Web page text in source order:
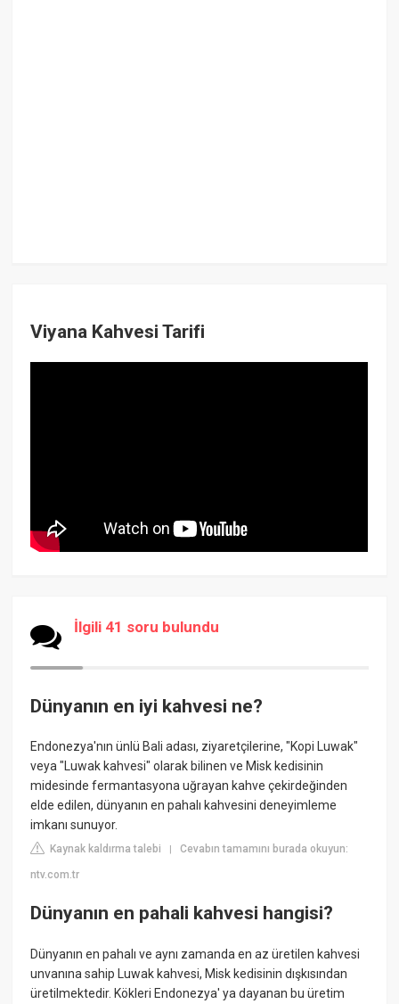
Viyana Kahvesi Tarifi
İlgili 41 soru bulundu
Dünyanın en iyi kahvesi ne?
Endonezya'nın ünlü Bali adası, ziyaretçilerine, "Kopi Luwak"
veya "Luwak kahvesi" olarak bilinen ve Misk kedisinin
midesinde fermantasyona uğrayan kahve çekirdeğinden
elde edilen, dünyanın en pahalı kahvesini deneyimleme
imkanı sunuyor.
Kaynak kaldırma talebi |Cevabın tamamını burada okuyun:
ntv.com.tr
Dünyanın en pahali kahvesi hangisi?
Dünyanın en pahalı ve aynı zamanda en az üretilen kahvesi
unvanına sahip Luwak kahvesi, Misk kedisinin dışkısından
üretilmektedir. Kökleri Endonezya' ya dayanan bu üretim